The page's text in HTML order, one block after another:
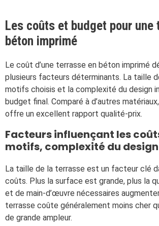
Les coûts et budget pour une
béton imprimé
Le coût d’une terrasse en béton imprimé
plusieurs facteurs déterminants. La taille
motifs choisis et la complexité du design
budget final. Comparé à d’autres
offre un excellent rapport qualité-prix.
Facteurs influençant les
motifs, complexité du design
La taille de la terrasse est un facteur clé
coûts. Plus la surface est grande, plus la
et de main-d’œuvre nécessaires
terrasse coûte généralement moins cher
de grande ampleur.